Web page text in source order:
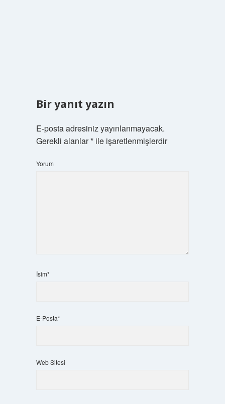
Bir yanıt yazın
E-posta adresiniz yayınlanmayacak.
Gerekli alanlar*ile işaretlenmişlerdir
Yorum
İsim*
E-Posta*
Web Sitesi